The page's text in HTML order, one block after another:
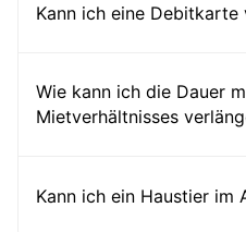
Kann ich eine Debitkarte
Wie kann ich die Dauer
Mietverhältnisses
Kann ich ein Haustier im